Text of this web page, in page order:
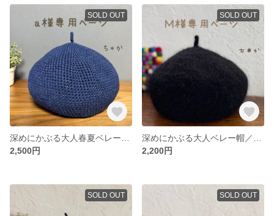
SOLD OUT
2,500円
SOLD OUT
2,200円
SOLD OUT SOLD OUT